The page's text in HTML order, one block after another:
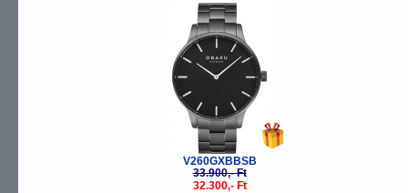
V260GXBBSB
33.900,- Ft
32.300,- Ft